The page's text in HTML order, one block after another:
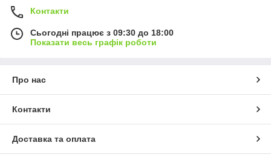
Контакти
Сьогодні працює з 09:30 до 18:00
Показати весь графік роботи
Про нас
Контакти
Доставка та оплата